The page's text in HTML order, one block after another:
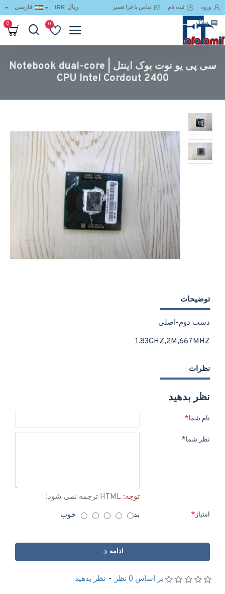
ورود ثبت نام تماس با فرا تعمیر
وبلاگ
ریال IRR فارسی
0
0
سی پی یو نوت بوک اینتل | Notebook dual-core
CPU Intel Cordout 2400
توضیحات
دست دوم-اصلی
1.83GHZ,2M,667MHZ
نظرات
نظر بدهید
نام شما
نظر شما
توجه:
امتیاز بد خوب
ادامه
بر اساس 0 نظر - نظر بدهید